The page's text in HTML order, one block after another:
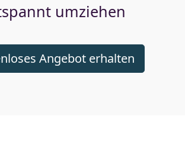
umziehen
Angebot erhalten